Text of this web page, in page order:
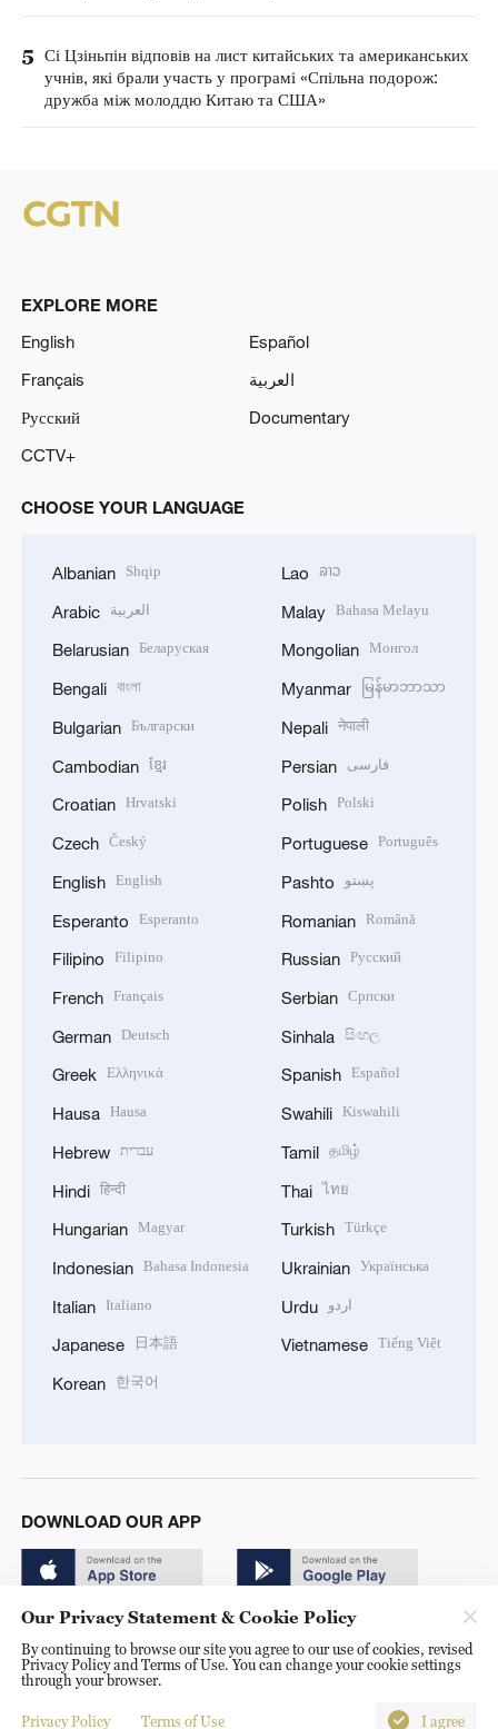
5 Сі Цзіньпін відповів на лист китайських та американських
учнів, які брали участь у програмі «Спільна подорож:
дружба між молоддю Китаю та США»
EXPLORE MORE
English
Español
Français
العربية
Русский
Documentary
CCTV+
CHOOSE YOUR LANGUAGE
Albanian Shqip
Arabic العربية
Belarusian Беларуская
Bengali বাংলা
Bulgarian Български
Cambodian ខ្មែរ
Croatian Hrvatski
Czech Český
English English
Esperanto Esperanto
Filipino Filipino
French Français
German Deutsch
Greek Ελληνικά
Hausa Hausa
Hebrew עברית
Hindi हिन्दी
Hungarian Magyar
Indonesian Bahasa Indonesia
Italian Italiano
Japanese 日本語
Korean 한국어
Lao ລາວ
Malay Bahasa Melayu
Mongolian Монгол
Myanmar မြန်မာဘာသာ
Nepali नेपाली
Persian فارسی
Polish Polski
Portuguese Português
Pashto پښتو
Romanian Română
Russian Русский
Serbian Српски
Sinhala සිංහල
Spanish Español
Swahili Kiswahili
Tamil தமிழ்
Thai ไทย
Turkish Türkçe
Ukrainian Українська
Urdu اردو
Vietnamese Tiếng Việt
DOWNLOAD OUR APP
© China Radio International.CRI. All Rights Reserved. 16A
Shijingshan Road, Beijing, China. 100040
Our Privacy Statement & Cookie Policy
By continuing to browse our site you agree to our use of cookies, revised
Privacy Policy and Terms of Use. You can change your cookie settings
through your browser.
Privacy Policy Terms of Use I agree